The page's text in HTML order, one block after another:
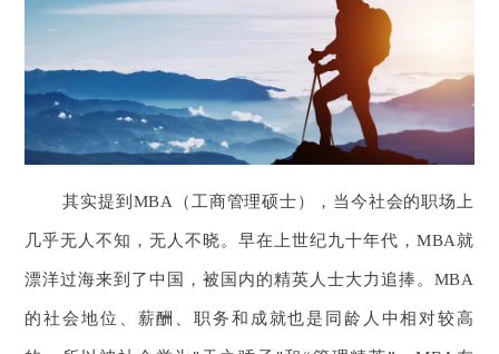
其实提到MBA（工商管理硕士），当今社会的职场上
几乎无人不知，无人不晓。早在上世纪九十年代，MBA就
漂洋过海来到了中国，被国内的精英人士大力追捧。MBA
的社会地位、薪酬、职务和成就也是同龄人中相对较高